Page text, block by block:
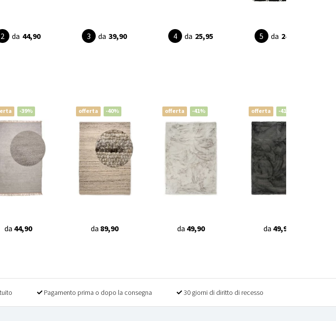
da 44,90 da 39,90 da 25,95 da 24,95
-39%
da 44,90
offerta -40%
da 89,90
offerta -41%
da 49,90
offerta -41%
da 49,90
Pagamento prima o dopo la consegna 30 giorni di diritto di recesso